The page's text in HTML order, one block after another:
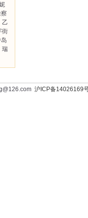
乙
街
瑞
沪ICP备14026169